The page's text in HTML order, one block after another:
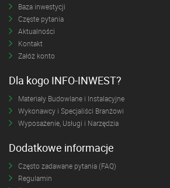
Baza inwestycji
Częste pytania
Aktualności
Kontakt
Załóż konto
Dla kogo INFO-INWEST?
Materiały Budowlane i Instalacyjne
Wykonawcy i Specjaliści Branżowi
Wyposażenie, Usługi i Narzędzia
Dodatkowe informacje
Często zadawane pytania (FAQ)
Regulamin